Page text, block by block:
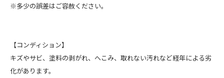
※多少の誤差はご容赦ください。
【コンディション】
キズやサビ、塗料の剥がれ、へこみ、取れない汚れなど経年による劣
化があります。